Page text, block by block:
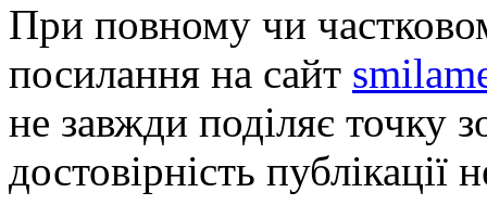
При повному чи
посилання на сайт
не завжди поділяє точку
достовірність публікації